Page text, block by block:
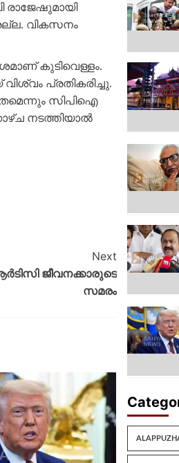
രാജേഷുമായി
വികസനം
കുടിവെള്ളം.
വിശ്വം പ്രതികരിച്ചു.
സിപിഐ
നടത്തിയാല്‍
Next
ജീവനക്കാരുടെ
സമരം